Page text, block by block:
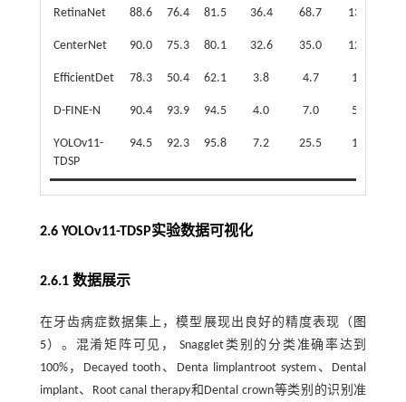
RetinaNet 88.6 76.4 81.5 36.4 68.7 139.4
CenterNet 90.0 75.3 80.1 32.6 35.0 123.9
EfficientDet 78.3 50.4 62.1 3.8 4.7 15.1
D-FINE-N 90.4 93.9 94.5 4.0 7.0 57.9
YOLOv11-
TDSP
94.5 92.3 95.8 7.2 25.5 15.0
2.6 YOLOv11-TDSP实验数据可视化
2.6.1 数据展示
在牙齿病症数据集上，模型展现出良好的精度表现（ 图
5）。混淆矩阵可见， Snagglet类别的分类准确率达到
100%，Decayed tooth、Denta limplantroot system、Dental
implant、Root canal therapy和Dental crown等类别的识别准